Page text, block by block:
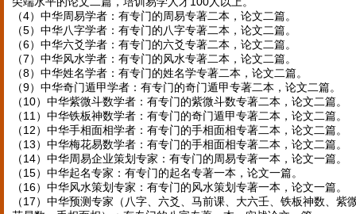
（4）中华周易学者：有专门的周易专著二本，论文二篇。
（5）中华八字学者：有专门的八字专著二本，论文二篇。
（6）中华六爻学者：有专门的六爻专著二本，论文二篇。
（7）中华风水学者：有专门的风水专著二本，论文二篇。
（8）中华姓名学者：有专门的姓名学专著二本，论文二篇。
（9）中华奇门遁甲学者：有专门的奇门遁甲专著二本，论文二篇。
（10）中华紫微斗数学者：有专门的紫微斗数专著二本，论文二篇。
（11）中华铁板神数学者：有专门的奇门遁甲专著二本，论文二篇。
（12）中华手相面相学者：有专门的手相面相专著二本，论文二篇。
（13）中华梅花易数学者：有专门的手相面相专著二本，论文二篇。
（14）中华周易企业策划专家：有专门的周易专著一本，论文一篇。
（15）中华起名专家：有专门的起名专著一本，论文一篇。
（16）中华风水策划专家：有专门的风水策划专著一本，论文一篇。
（17）中华预测专家（八字、六爻、马前课、大六壬、铁板神数、紫